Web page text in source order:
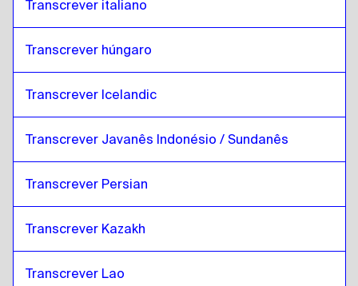
Transcrever italiano
Transcrever húngaro
Transcrever Icelandic
Transcrever Javanês Indonésio / Sundanês
Transcrever Persian
Transcrever Kazakh
Transcrever Lao